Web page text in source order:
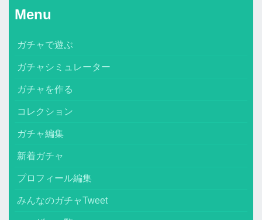
Menu
ガチャで遊ぶ
ガチャシミュレーター
ガチャを作る
コレクション
ガチャ編集
新着ガチャ
プロフィール編集
みんなのガチャTweet